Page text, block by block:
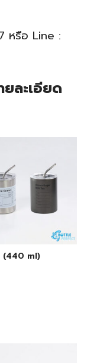
หรือ Line :
ยละเอียด
(440 ml)